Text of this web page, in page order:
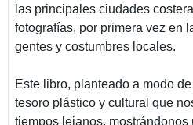
las principales ciudades
fotografías, por primera vez en
gentes y costumbres locales.
Este libro, planteado a modo
tesoro plástico y cultural que
tiempos lejanos,